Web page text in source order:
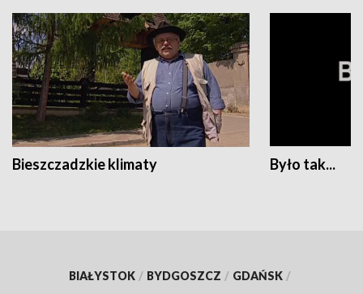
Bieszczadzkie klimaty Było tak...
BIAŁYSTOK / BYDGOSZCZ / GDAŃSK /